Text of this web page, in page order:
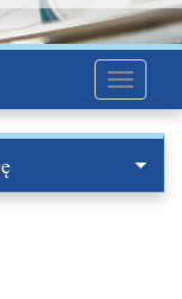
Toggle